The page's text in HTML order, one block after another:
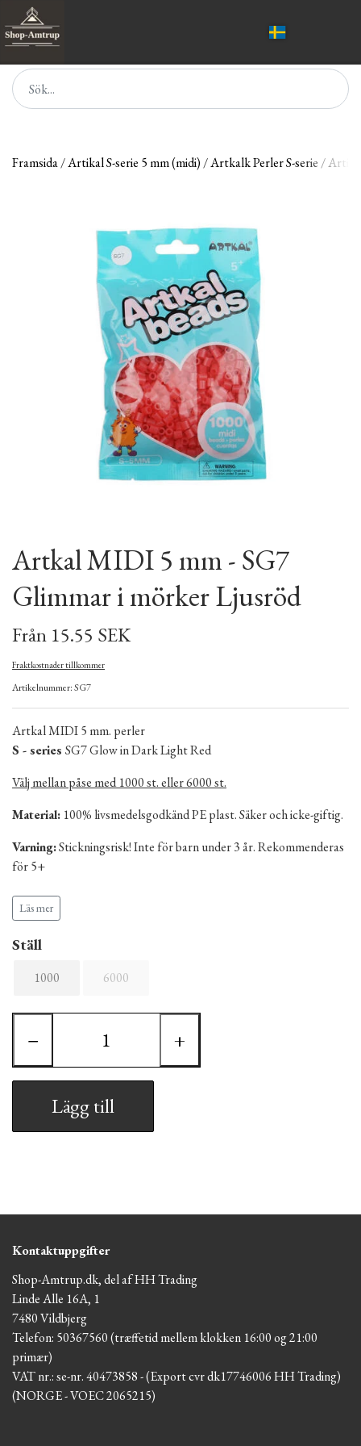
Framsida Artikal S-serie 5 mm (midi) Artkalk Perler S-serie
Artkal MIDI 5 mm - SG7
Glimmar i mörker Ljusröd
Från 15.55 SEK
Fraktkostnader tillkommer
Artikelnummer: SG7
Artkal MIDI 5 mm. perler
S - series SG7 Glow in Dark Light Red
Välj mellan påse med 1000 st. eller 6000 st.
Material: 100% livsmedelsgodkänd PE plast. Säker och icke-giftig.
Varning:Stickningsrisk! Inte för barn under 3 år. Rekommenderas
för 5+
Tillverkat i Kina.
Läs mer
Ställ
1000 6000
− +
Lägg till
Kontaktuppgifter
Shop-Amtrup.dk, del af HH Trading
Linde Alle 16A, 1
7480 Vildbjerg
Telefon: 50367560 (træffetid mellem klokken 16:00 og 21:00
primær)
VAT nr.: se-nr. 40473858 - (Export cvr dk17746006 HH Trading)
(NORGE - VOEC 2065215)